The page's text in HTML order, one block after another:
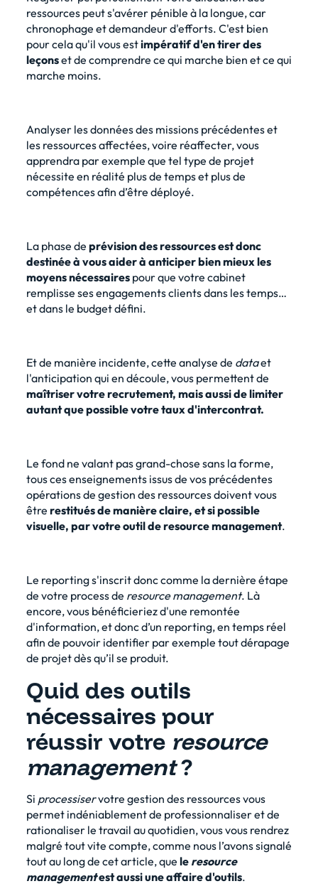
ressources peut s'avérer pénible à la longue, car
chronophage et demandeur d'efforts. C'est bien
pour cela qu'il vous estimpératif d'en tirer des
leçonset de comprendre ce qui marche bien et ce qui
marche moins.
Analyser les données des missions précédentes et
les ressources affectées, voire réaffecter, vous
apprendra par exemple que tel type de projet
nécessite en réalité plus de temps et plus de
compétences afin d’être déployé.
La phase de prévision des ressources est donc
destinée à vous aider à anticiper bien mieux les
moyens nécessaires pour que votre cabinet
remplisse ses engagements clients dans les temps…
et dans le budget défini.
Et de manière incidente, cette analyse de dataet
l'anticipation qui en découle, vous permettent de
maîtriser votre recrutement, mais aussi de limiter
autant que possible votre taux d'intercontrat.
Le fond ne valant pas grand-chose sans la forme,
tous ces enseignements issus de vos précédentes
opérations de gestion des ressources doivent vous
être restitués de manière claire, et si possible
visuelle, par votre outil de resource management.
Le reporting s'inscrit donc comme la dernière étape
de votre process de resource management. Là
encore, vous bénéficieriez d'une remontée
d'information, et donc d’un reporting, en temps réel
afin de pouvoir identifier par exemple tout dérapage
de projet dès qu’il se produit.
Quid des outils
nécessaires pour
réussir votre resource
management?
Si processiservotre gestion des ressources vous
permet indéniablement de professionnaliser et de
rationaliser le travail au quotidien, vous vous rendrez
malgré tout vite compte, comme nous l’avons signalé
tout au long de cet article, que le resource
managementest aussi une affaire d'outils.